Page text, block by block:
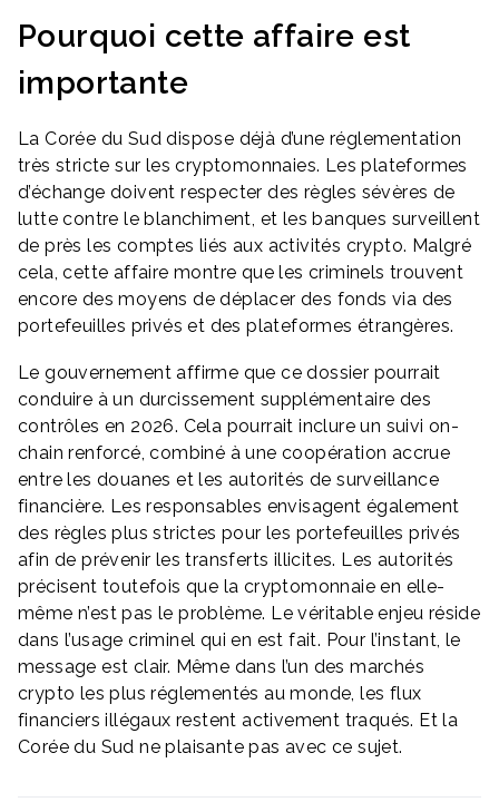
Pourquoi cette affaire est
importante
La Corée du Sud dispose déjà d’une réglementation
très stricte sur les cryptomonnaies. Les plateformes
d’échange doivent respecter des règles sévères de
lutte contre le blanchiment, et les banques surveillent
de près les comptes liés aux activités crypto. Malgré
cela, cette affaire montre que les criminels trouvent
encore des moyens de déplacer des fonds via des
portefeuilles privés et des plateformes étrangères.
Le gouvernement affirme que ce dossier pourrait
conduire à un durcissement supplémentaire des
contrôles en 2026. Cela pourrait inclure un suivi on-
chain renforcé, combiné à une coopération accrue
entre les douanes et les autorités de surveillance
financière. Les responsables envisagent également
des règles plus strictes pour les portefeuilles privés
afin de prévenir les transferts illicites. Les autorités
précisent toutefois que la cryptomonnaie en elle-
même n’est pas le problème. Le véritable enjeu réside
dans l’usage criminel qui en est fait. Pour l’instant, le
message est clair. Même dans l’un des marchés
crypto les plus réglementés au monde, les flux
financiers illégaux restent activement traqués. Et la
Corée du Sud ne plaisante pas avec ce sujet.